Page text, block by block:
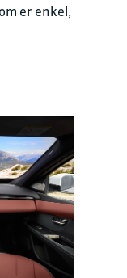
er enkel,